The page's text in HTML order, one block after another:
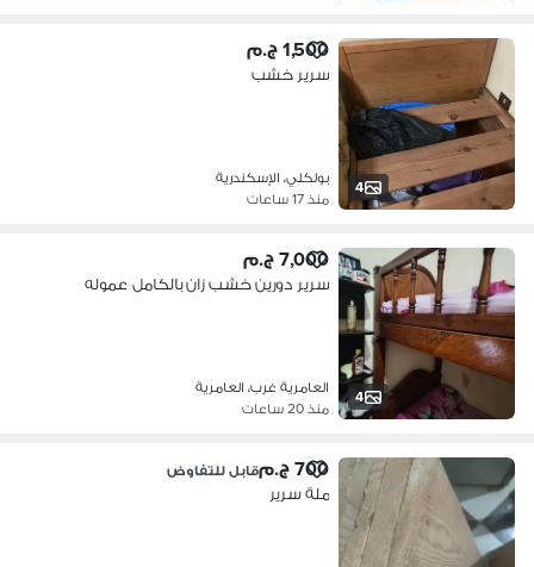
4
1,500 ج.م
سرير خشب
بولكلي، الإسكندرية
منذ 17 ساعات
4
7,000 ج.م
سرير دورين خشب زان بالكامل عموله
العامرية غرب، العامرية
منذ 20 ساعات
700 ج.م قابل للتفاوض
ملة سرير